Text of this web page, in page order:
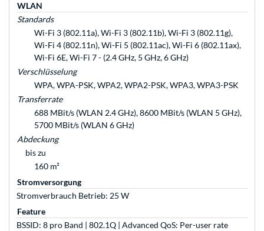
WLAN
Standards
Wi-Fi 3 (802.11a), Wi-Fi 3 (802.11b), Wi-Fi 3 (802.11g),
Wi-Fi 4 (802.11n), Wi-Fi 5 (802.11ac), Wi-Fi 6 (802.11ax),
Wi-Fi 6E, Wi-Fi 7 - (2.4 GHz, 5 GHz, 6 GHz)
Verschlüsselung
WPA, WPA-PSK, WPA2, WPA2-PSK, WPA3, WPA3-PSK
Transferrate
688 MBit/s (WLAN 2.4 GHz), 8600 MBit/s (WLAN 5 GHz),
5700 MBit/s (WLAN 6 GHz)
Abdeckung
bis zu
160 m²
Stromversorgung
Stromverbrauch Betrieb: 25 W
Feature
BSSID: 8 pro Band | 802.1Q | Advanced QoS: Per-user rate